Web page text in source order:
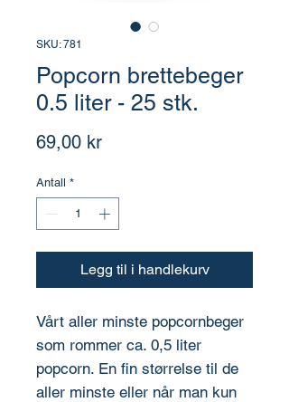
SKU: 781
Popcorn brettebeger
0.5 liter - 25 stk.
69,00 krPris
Antall *
Legg til i handlekurv
Vårt aller minste popcornbeger
som rommer ca. 0,5 liter
popcorn. En fin størrelse til de
aller minste eller når man kun